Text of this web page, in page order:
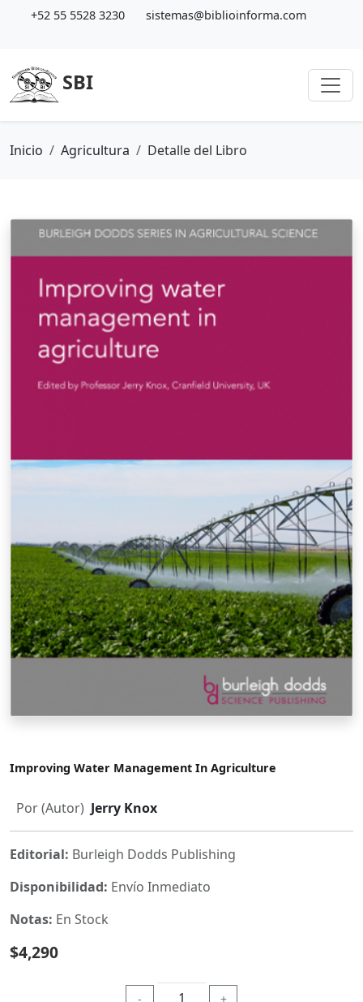
+52 55 5528 3230 sistemas@biblioinforma.com
SBI
Inicio Agricultura Detalle del Libro
Improving Water Management In Agriculture
Por (Autor) Jerry Knox
Editorial: Burleigh Dodds Publishing
Disponibilidad: Envío Inmediato
Notas: En Stock
$4,290